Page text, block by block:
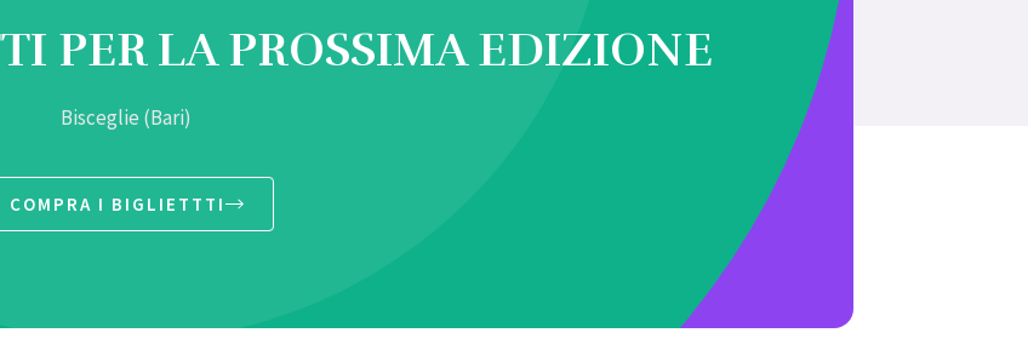
PER LA PROSSIMA EDIZIONE
Bisceglie (Bari)
COMPRA I BIGLIETTTI